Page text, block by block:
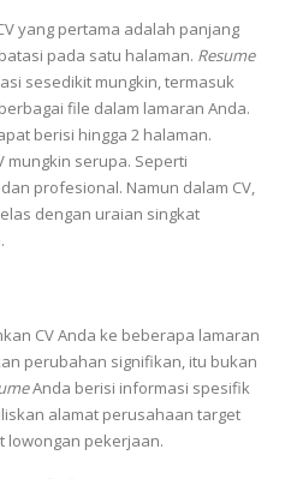
yang pertama adalah panjang
pada satu halaman. Resume
sesedikit mungkin, termasuk
file dalam lamaran Anda.
berisi hingga 2 halaman.
mungkin serupa. Seperti
profesional. Namun dalam CV,
dengan uraian singkat
CV Anda ke beberapa lamaran
perubahan signifikan, itu bukan
Anda berisi informasi spesifik
alamat perusahaan target
pekerjaan.